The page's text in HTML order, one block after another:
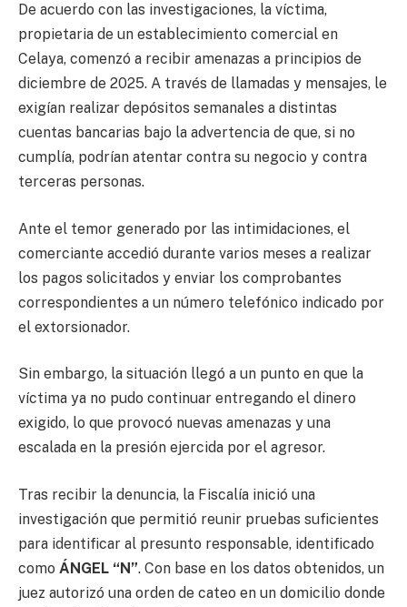
De acuerdo con las investigaciones, la víctima,
propietaria de un establecimiento comercial en
Celaya, comenzó a recibir amenazas a principios de
diciembre de 2025. A través de llamadas y mensajes, le
exigían realizar depósitos semanales a distintas
cuentas bancarias bajo la advertencia de que, si no
cumplía, podrían atentar contra su negocio y contra
terceras personas.
Ante el temor generado por las intimidaciones, el
comerciante accedió durante varios meses a realizar
los pagos solicitados y enviar los comprobantes
correspondientes a un número telefónico indicado por
el extorsionador.
Sin embargo, la situación llegó a un punto en que la
víctima ya no pudo continuar entregando el dinero
exigido, lo que provocó nuevas amenazas y una
escalada en la presión ejercida por el agresor.
Tras recibir la denuncia, la Fiscalía inició una
investigación que permitió reunir pruebas suficientes
para identificar al presunto responsable, identificado
como ÁNGEL “N”. Con base en los datos obtenidos, un
juez autorizó una orden de cateo en un domicilio donde